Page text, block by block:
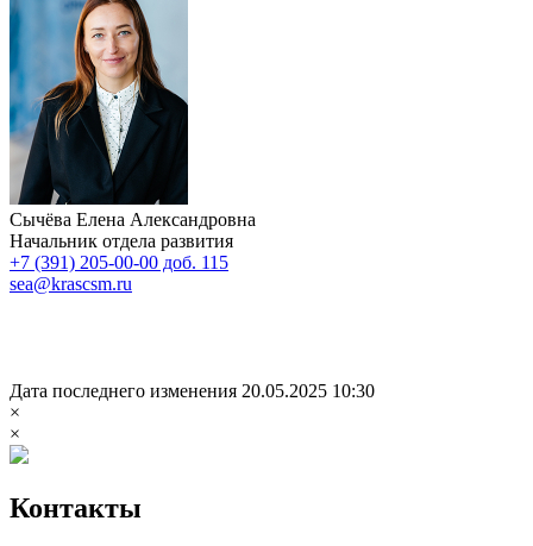
Сычёва Елена Александровна
Начальник отдела развития
+7 (391) 205-00-00 доб. 115
sea@krascsm.ru
Дата последнего изменения 20.05.2025 10:30
×
×
Контакты